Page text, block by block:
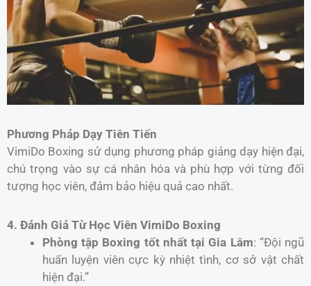
Phương Pháp Dạy Tiên Tiến
VimiDo Boxing sử dụng phương pháp giảng dạy hiện đại,
chú trọng vào sự cá nhân hóa và phù hợp với từng đối
tượng học viên, đảm bảo hiệu quả cao nhất.
4. Đánh Giá Từ Học Viên VimiDo Boxing
Phòng tập Boxing tốt nhất tại Gia Lâm: “Đội ngũ
huấn luyện viên cực kỳ nhiệt tình, cơ sở vật chất
hiện đại.”